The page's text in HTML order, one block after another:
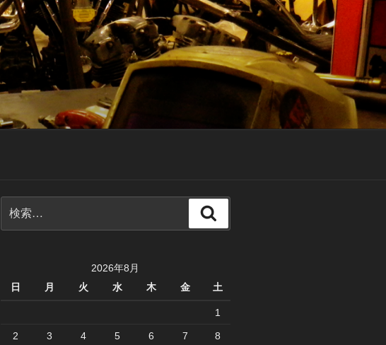
索:
索
2026年8月
日
月 火 水 木 金 土
1
2 3 4 5 6 7 8